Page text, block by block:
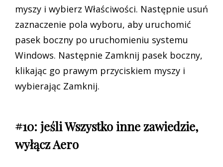
myszy i wybierz Właściwości. Następnie usuń
zaznaczenie pola wyboru, aby uruchomić
pasek boczny po uruchomieniu systemu
Windows. Następnie Zamknij pasek boczny,
klikając go prawym przyciskiem myszy i
wybierając Zamknij.
#10: jeśli Wszystko inne zawiedzie,
wyłącz Aero